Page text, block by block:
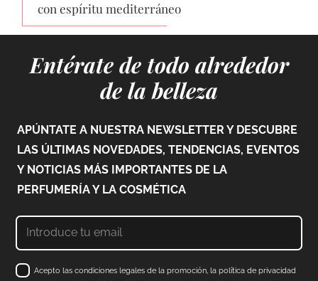
con espíritu mediterráneo
Entérate de todo alrededor
de la belleza
APÚNTATE A NUESTRA NEWSLETTER Y DESCUBRE
LAS ÚLTIMAS NOVEDADES, TENDENCIAS, EVENTOS
Y NOTICIAS MÁS IMPORTANTES DE LA
PERFUMERÍA Y LA COSMÉTICA
Acepto las condiciones legales de la promoción, la política de privacidad